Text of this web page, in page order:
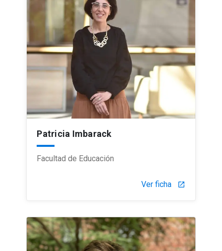
Patricia Imbarack
Facultad de Educación
Ver ficha launch